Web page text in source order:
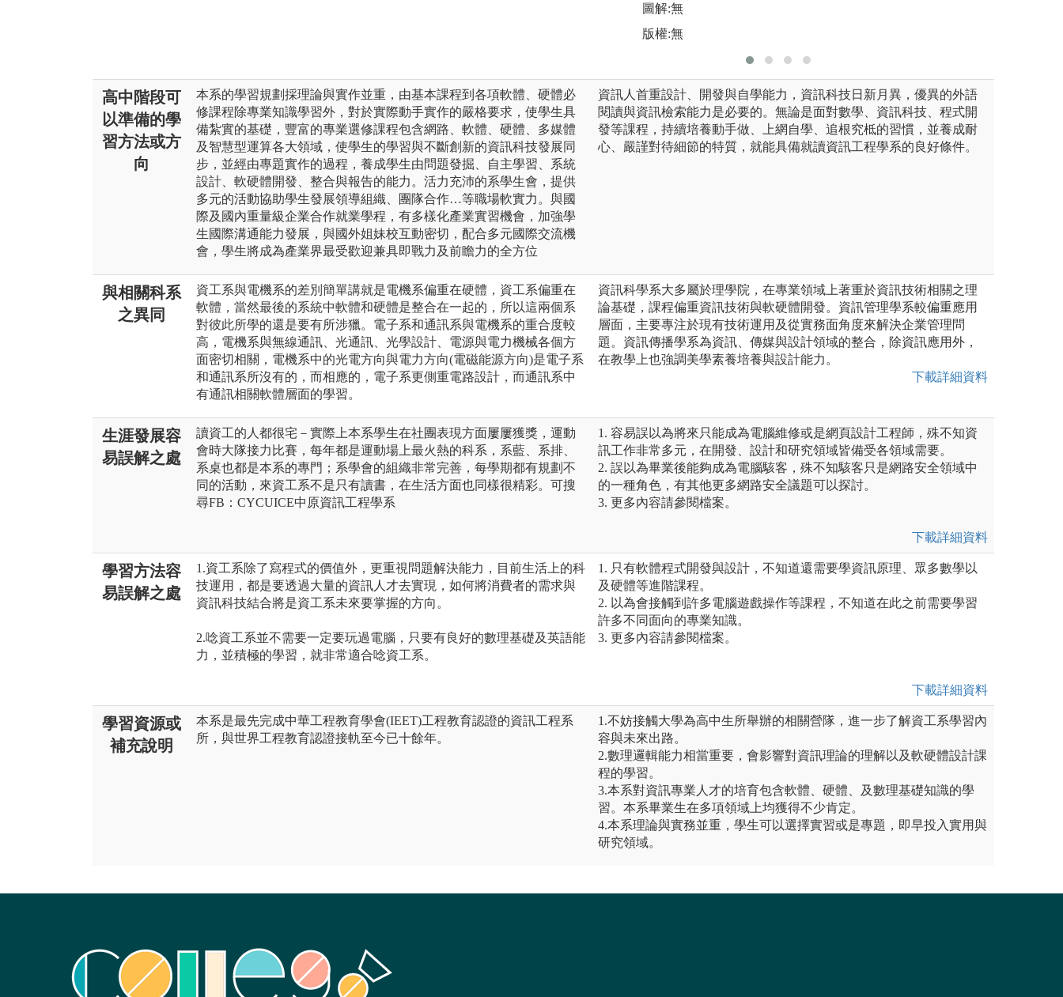
圖解:無
版權:無
高中階段可
以準備的學
習方法或方
向
本系的學習規劃採理論與實作並重，由基本課程到各項軟體、硬體必
修課程除專業知識學習外，對於實際動手實作的嚴格要求，使學生具
備紮實的基礎，豐富的專業選修課程包含網路、軟體、硬體、多媒體
及智慧型運算各大領域，使學生的學習與不斷創新的資訊科技發展同
步，並經由專題實作的過程，養成學生由問題發掘、自主學習、系統
設計、軟硬體開發、整合與報告的能力。活力充沛的系學生會，提供
多元的活動協助學生發展領導組織、團隊合作…等職場軟實力。與國
際及國內重量級企業合作就業學程，有多樣化產業實習機會，加強學
生國際溝通能力發展，與國外姐妹校互動密切，配合多元國際交流機
會，學生將成為產業界最受歡迎兼具即戰力及前瞻力的全方位
資訊人首重設計、開發與自學能力，資訊科技日新月異，優異的外語
閱讀與資訊檢索能力是必要的。無論是面對數學、資訊科技、程式開
發等課程，持續培養動手做、上網自學、追根究柢的習慣，並養成耐
心、嚴謹對待細節的特質，就能具備就讀資訊工程學系的良好條件。
與相關科系
之異同
資工系與電機系的差別簡單講就是電機系偏重在硬體，資工系偏重在
軟體，當然最後的系統中軟體和硬體是整合在一起的，所以這兩個系
對彼此所學的還是要有所涉獵。電子系和通訊系與電機系的重合度較
高，電機系與無線通訊、光通訊、光學設計、電源與電力機械各個方
面密切相關，電機系中的光電方向與電力方向(電磁能源方向)是電子系
和通訊系所沒有的，而相應的，電子系更側重電路設計，而通訊系中
有通訊相關軟體層面的學習。
資訊科學系大多屬於理學院，在專業領域上著重於資訊技術相關之理
論基礎，課程偏重資訊技術與軟硬體開發。資訊管理學系較偏重應用
層面，主要專注於現有技術運用及從實務面角度來解決企業管理問
題。資訊傳播學系為資訊、傳媒與設計領域的整合，除資訊應用外，
在教學上也強調美學素養培養與設計能力。
下載詳細資料
生涯發展容
易誤解之處
讀資工的人都很宅－實際上本系學生在社團表現方面屢屢獲獎，運動
會時大隊接力比賽，每年都是運動場上最火熱的科系，系藍、系排、
系桌也都是本系的專門；系學會的組織非常完善，每學期都有規劃不
同的活動，來資工系不是只有讀書，在生活方面也同樣很精彩。可搜
尋FB：CYCUICE中原資訊工程學系
1. 容易誤以為將來只能成為電腦維修或是網頁設計工程師，殊不知資
訊工作非常多元，在開發、設計和研究領域皆備受各領域需要。
2. 誤以為畢業後能夠成為電腦駭客，殊不知駭客只是網路安全領域中
的一種角色，有其他更多網路安全議題可以探討。
3. 更多內容請參閱檔案。
下載詳細資料
學習方法容
易誤解之處
1.資工系除了寫程式的價值外，更重視問題解決能力，目前生活上的科
技運用，都是要透過大量的資訊人才去實現，如何將消費者的需求與
資訊科技結合將是資工系未來要掌握的方向。
2.唸資工系並不需要一定要玩過電腦，只要有良好的數理基礎及英語能
力，並積極的學習，就非常適合唸資工系。
1. 只有軟體程式開發與設計，不知道還需要學資訊原理、眾多數學以
及硬體等進階課程。
2. 以為會接觸到許多電腦遊戲操作等課程，不知道在此之前需要學習
許多不同面向的專業知識。
3. 更多內容請參閱檔案。
下載詳細資料
學習資源或
補充說明
本系是最先完成中華工程教育學會(IEET)工程教育認證的資訊工程系
所，與世界工程教育認證接軌至今已十餘年。
1.不妨接觸大學為高中生所舉辦的相關營隊，進一步了解資工系學習內
容與未來出路。
2.數理邏輯能力相當重要，會影響對資訊理論的理解以及軟硬體設計課
程的學習。
3.本系對資訊專業人才的培育包含軟體、硬體、及數理基礎知識的學
習。本系畢業生在多項領域上均獲得不少肯定。
4.本系理論與實務並重，學生可以選擇實習或是專題，即早投入實用與
研究領域。